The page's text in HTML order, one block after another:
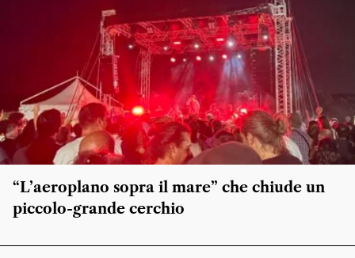
“L’aeroplano sopra il mare” che chiude un
piccolo-grande cerchio